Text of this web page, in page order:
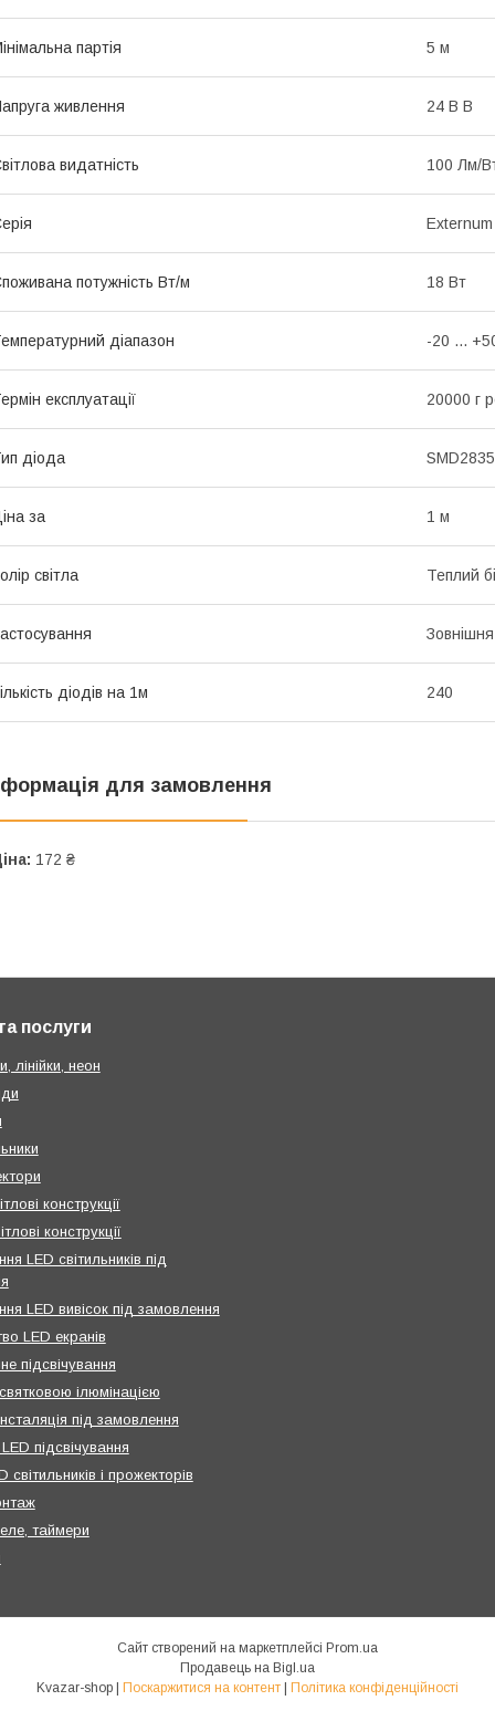
партія 5 м
живлення 24 В В
видатність 100 Лм/
потужність Вт/м 18 Вт
діапазон -20 ...
експлуатації 20000 г
діода SMD2835
за 1 м
світла Теплий
діодів на 1м 240
для замовлення
172 ₴
послуги
лінійки, неон
конструкції
конструкції
LED світильників під
LED вивісок під замовлення
LED екранів
підсвічування
ілюмінацією
під замовлення
підсвічування
світильників і прожекторів
таймери
Сайт створений на маркетплейсі Prom.ua
Продавець на Bigl.ua
Поскаржитися на контент Політика конфіденційності